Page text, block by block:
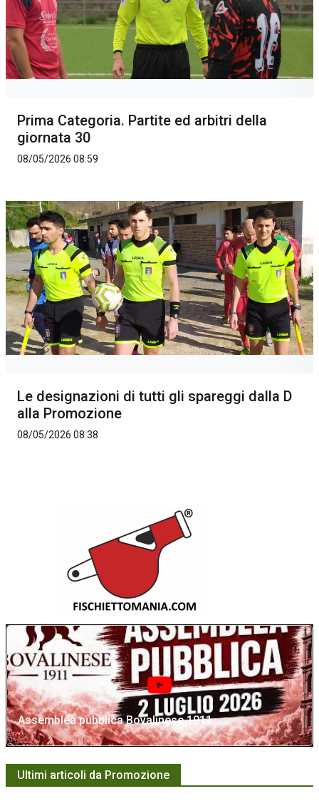
Prima Categoria. Partite ed arbitri della
giornata 30
08/05/2026 08:59
Le designazioni di tutti gli spareggi dalla D
alla Promozione
08/05/2026 08:38
Assemblea pubblica Bovalinese 1911
Ultimi articoli da Promozione